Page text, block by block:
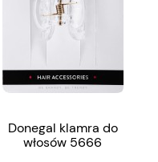
Donegal klamra do
włosów 5666